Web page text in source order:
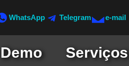
WhatsApp Telegram e-mail
Demo Serviços